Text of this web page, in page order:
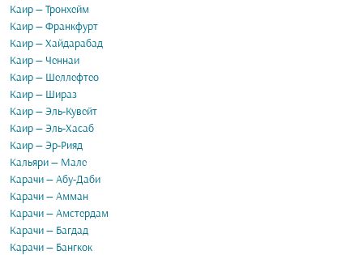
Каир — Тронхейм
Каир — Франкфурт
Каир — Хайдарабад
Каир — Ченнаи
Каир — Шеллефтео
Каир — Шираз
Каир — Эль-Кувейт
Каир — Эль-Хасаб
Каир — Эр-Рияд
Кальяри — Мале
Карачи — Абу-Даби
Карачи — Амман
Карачи — Амстердам
Карачи — Багдад
Карачи — Бангкок